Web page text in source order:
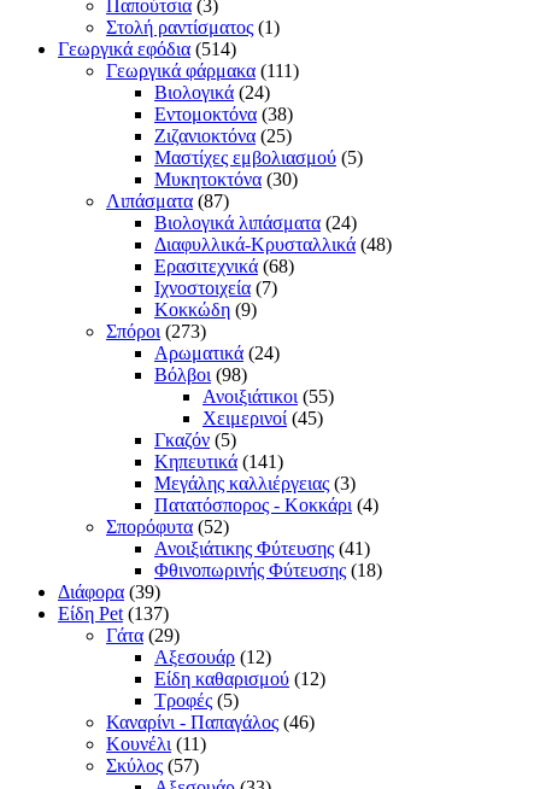
Παπούτσια (3)
Στολή ραντίσματος (1)
Γεωργικά εφόδια (514)
Γεωργικά φάρμακα (111)
Βιολογικά (24)
Εντομοκτόνα (38)
Ζιζανιοκτόνα (25)
Μαστίχες εμβολιασμού (5)
Μυκητοκτόνα (30)
Λιπάσματα (87)
Βιολογικά λιπάσματα (24)
Διαφυλλικά-Κρυσταλλικά (48)
Ερασιτεχνικά (68)
Ιχνοστοιχεία (7)
Κοκκώδη (9)
Σπόροι (273)
Αρωματικά (24)
Βόλβοι (98)
Ανοιξιάτικοι (55)
Χειμερινοί (45)
Γκαζόν (5)
Κηπευτικά (141)
Μεγάλης καλλιέργειας (3)
Πατατόσπορος - Κοκκάρι (4)
Σπορόφυτα (52)
Ανοιξιάτικης Φύτευσης (41)
Φθινοπωρινής Φύτευσης (18)
Διάφορα (39)
Είδη Pet (137)
Γάτα (29)
Αξεσουάρ (12)
Είδη καθαρισμού (12)
Τροφές (5)
Καναρίνι - Παπαγάλος (46)
Κουνέλι (11)
Σκύλος (57)